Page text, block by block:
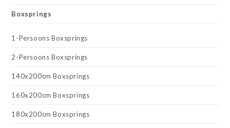
Boxsprings
1-Persoons Boxsprings
2-Persoons Boxsprings
140x200cm Boxsprings
160x200cm Boxsprings
180x200cm Boxsprings